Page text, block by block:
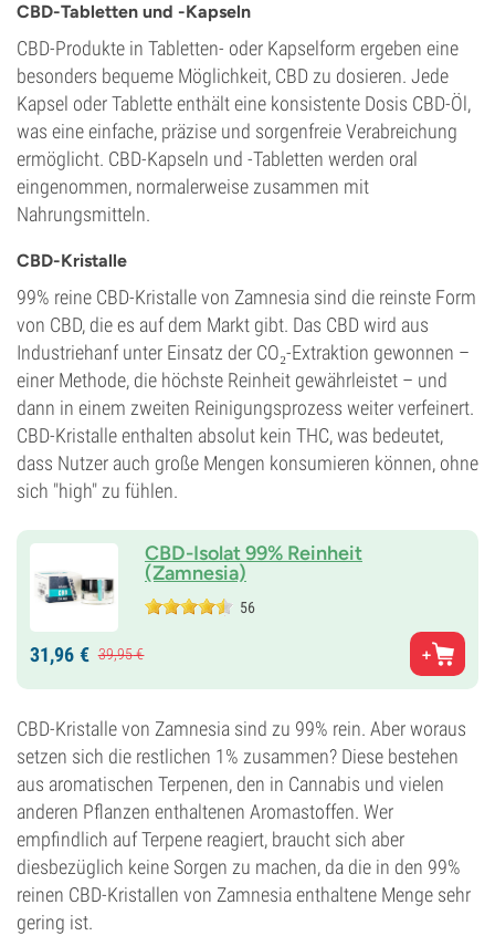
CBD-Tabletten und -Kapseln
CBD-Produkte in Tabletten- oder Kapselform ergeben eine
besonders bequeme Möglichkeit, CBD zu dosieren. Jede
Kapsel oder Tablette enthält eine konsistente Dosis CBD-Öl,
was eine einfache, präzise und sorgenfreie Verabreichung
ermöglicht. CBD-Kapseln und -Tabletten werden oral
eingenommen, normalerweise zusammen mit
Nahrungsmitteln.
CBD-Kristalle
99% reine CBD-Kristalle von Zamnesia sind die reinste Form
von CBD, die es auf dem Markt gibt. Das CBD wird aus
Industriehanf unter Einsatz der CO₂-Extraktion gewonnen –
einer Methode, die höchste Reinheit gewährleistet – und
dann in einem zweiten Reinigungsprozess weiter verfeinert.
CBD-Kristalle enthalten absolut kein THC, was bedeutet,
dass Nutzer auch große Mengen konsumieren können, ohne
sich "high" zu fühlen.
CBD-Isolat 99% Reinheit
(Zamnesia)
56
31,96 € 39,95€
CBD-Kristalle von Zamnesia sind zu 99% rein. Aber woraus
setzen sich die restlichen 1% zusammen? Diese bestehen
aus aromatischen Terpenen, den in Cannabis und vielen
anderen Pflanzen enthaltenen Aromastoffen. Wer
empfindlich auf Terpene reagiert, braucht sich aber
diesbezüglich keine Sorgen zu machen, da die in den 99%
reinen CBD-Kristallen von Zamnesia enthaltene Menge sehr
gering ist.